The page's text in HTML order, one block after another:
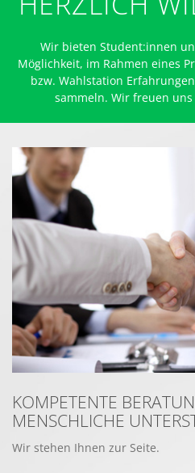
Wir bieten Student:innen
Möglichkeit, im Rahmen eines
bzw. Wahlstation
sammeln. Wir freuen
KOMPETENTE
MENSCHLICHE
Wir stehen Ihnen zur Seite.